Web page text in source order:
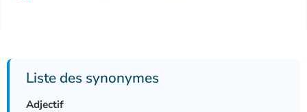
Liste des synonymes
Adjectif